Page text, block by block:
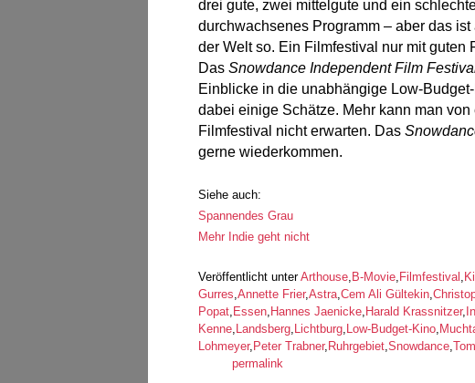
drei gute, zwei mittelgute und ein
durchwachsenes Programm – aber das ist
der Welt so. Ein Filmfestival nur mit guten
Das Snowdance Independent Film
Einblicke in die unabhängige Low-
dabei einige Schätze. Mehr kann man
Filmfestival nicht erwarten. Das
gerne wiederkommen.
Siehe auch:
Spannendes Grau
Mehr Indie geht nicht
Veröffentlicht unter Arthouse B-Movie Filmfestival
Gurres Annette Frier, Astra Cem Ali Gültekin
Popat Essen Hannes Jaenicke Harald Krassnitzer,
Kenne
Landsberg Lichtburg Low-Budget-Kino
Lohmeyer, Peter Trabner, Ruhrgebiet Snowdance
permalink